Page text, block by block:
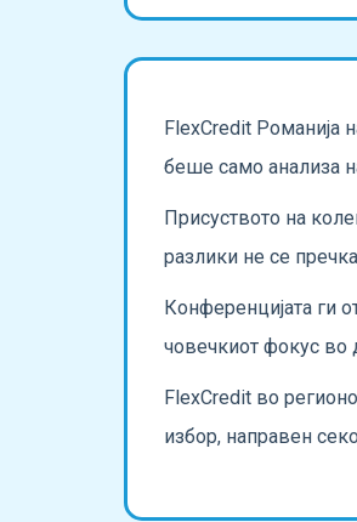
FlexCredit Романија
беше само анализа
Присуството на
разлики не се
Конференцијата ги
човечкиот фокус во
FlexCredit во
избор, направен